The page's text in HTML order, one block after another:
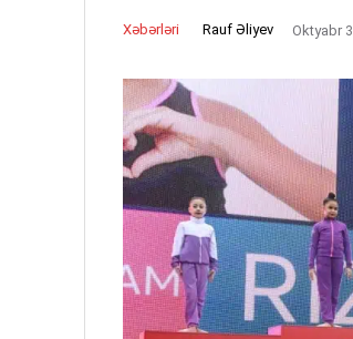
Xəbərləri Rauf Əliyev Oktyabr